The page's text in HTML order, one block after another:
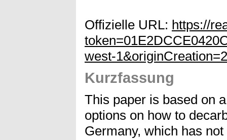
Offizielle URL: https://
west-
Kurzfassung
This paper is based on
options on how to
Germany, which has